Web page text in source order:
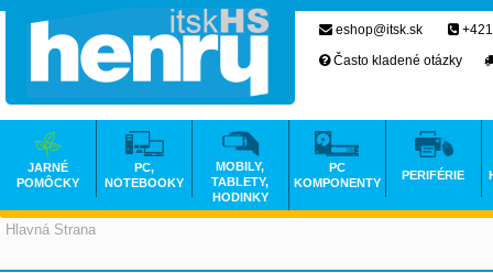
Hlavná Strana
eshop@itsk.sk
Často kladené otázky
JARNÉ
POMÔCKY
PC,
NOTEBOOKY
MOBILY,
TABLETY,
HODINKY
PC
KOMPONENTY
PERIFÉRIE